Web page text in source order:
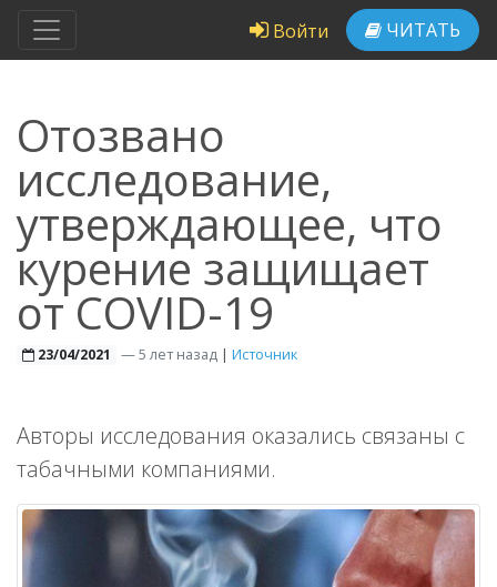
Войти ЧИТАТЬ
Отозвано
исследование,
утверждающее, что
курение защищает
от COVID-19
23/04/2021 —5 лет назад | Источник
Авторы исследования оказались связаны с
табачными компаниями.